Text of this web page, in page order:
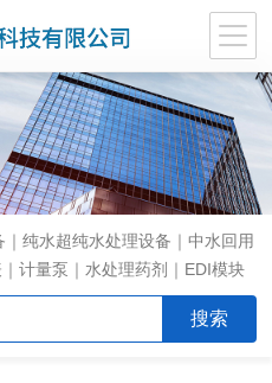
｜纯水超纯水处理设备｜中水回用
计量泵｜水处理药剂｜EDI模块